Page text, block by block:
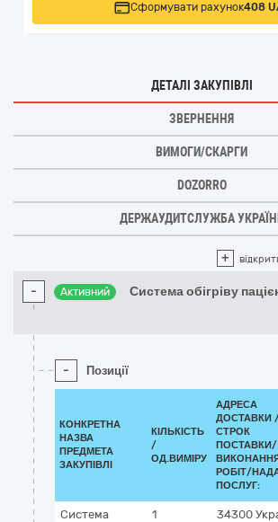
Сформувати рахунок408
ДЕТАЛІ ЗАКУПІВЛІ
ЗВЕРНЕННЯ
ВИМОГИ/СКАРГИ
DOZORRO
ДЕРЖАУДИТСЛУЖБА
+
- Активний Система обігріву
- Позиції
КОНКРЕТНА
НАЗВА
ПРЕДМЕТА
ЗАКУПІВЛІ
КІЛЬКІСТЬ
/
ОД.ВИМІРУ
АДРЕСА
ДОСТАВКИ
СТРОК
ПОСТАВКИ/
РОБІТ/
ПОСЛУГ:
Система
1
34300